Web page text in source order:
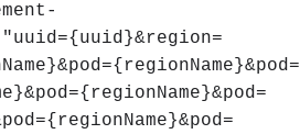
"uuid={uuid}&region=